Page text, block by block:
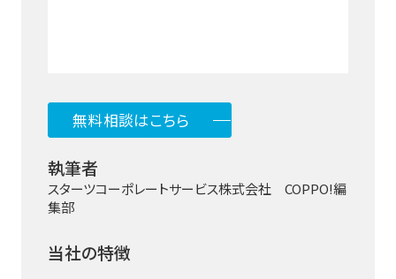
無料相談はこちら
執筆者
スターツコーポレートサービス株式会社 COPPO!編
集部
当社の特徴